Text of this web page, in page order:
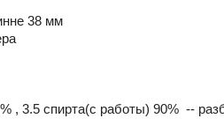
38 мм
, 3.5 спирта(с работы) 90% --